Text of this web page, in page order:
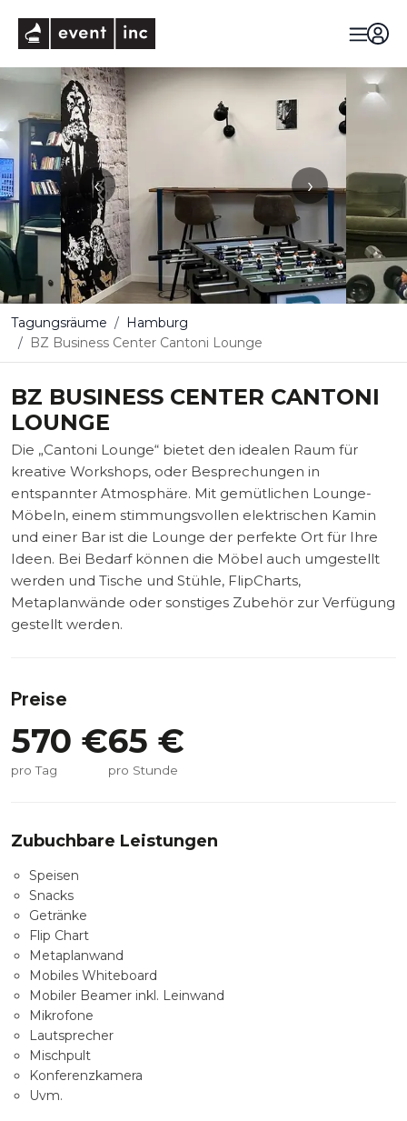
‹ ›
Tagungsräume
Hamburg
BZ Business Center Cantoni Lounge
BZ BUSINESS CENTER CANTONI
LOUNGE
Die „Cantoni Lounge“ bietet den idealen Raum für
kreative Workshops, oder Besprechungen in
entspannter Atmosphäre. Mit gemütlichen Lounge-
Möbeln, einem stimmungsvollen elektrischen Kamin
und einer Bar ist die Lounge der perfekte Ort für Ihre
Ideen. Bei Bedarf können die Möbel auch umgestellt
werden und Tische und Stühle, FlipCharts,
Metaplanwände oder sonstiges Zubehör zur Verfügung
gestellt werden.
Preise
570 €
pro Tag
65 €
pro Stunde
Zubuchbare Leistungen
Speisen
Snacks
Getränke
Flip Chart
Metaplanwand
Mobiles Whiteboard
Mobiler Beamer inkl. Leinwand
Mikrofone
Lautsprecher
Mischpult
Konferenzkamera
Uvm.